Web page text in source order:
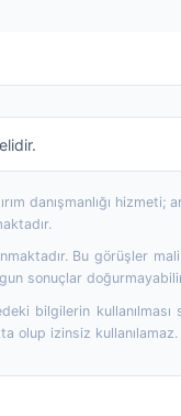
danışmanlığı
Bu görüşler
sonuçlar
kullanılması
olup izinsiz kullanılamaz.